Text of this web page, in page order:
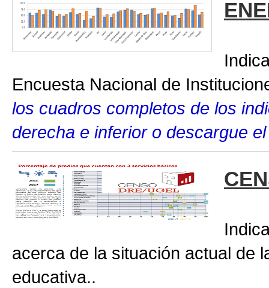
Encuesta Nacional de
los cuadros completos de los
derecha e inferior o descargue
acerca de la situación actual de
educativa..